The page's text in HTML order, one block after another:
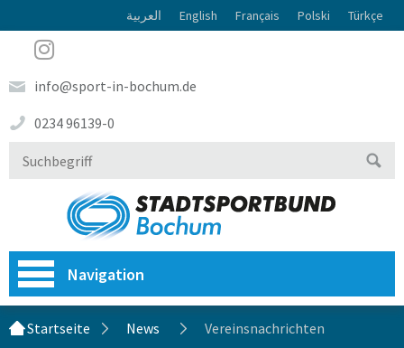
العربية English Français Polski Türkçe
info@sport-in-bochum.de
0234 96139-0
Navigation
Startseite News Vereinsnachrichten